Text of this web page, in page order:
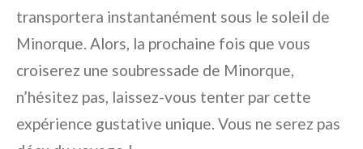
transportera instantanément sous le soleil de
Minorque. Alors, la prochaine fois que vous
croiserez une soubressade de Minorque,
n’hésitez pas, laissez-vous tenter par cette
expérience gustative unique. Vous ne serez pas